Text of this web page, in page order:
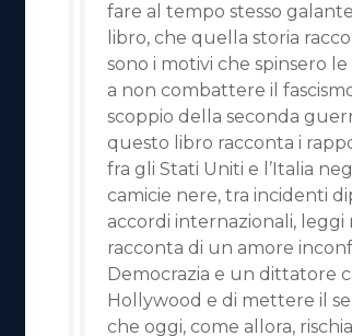
fare al tempo stesso
libro, che quella storia
sono i motivi che spinsero
a non combattere il
scoppio della seconda
questo libro racconta i
fra gli Stati Uniti e l’Italia
camicie nere, tra incidenti
accordi internazionali, leggi
racconta di un amore
Democrazia e un dittatore
Hollywood e di mettere il
che oggi, come allora,